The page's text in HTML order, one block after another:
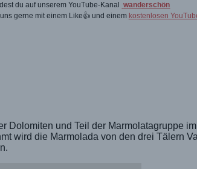
du auf unserem YouTube-Kanal
wanderschön
gerne mit einem Like👍 und einem kostenlosen
Dolomiten und Teil der Marmolatagruppe
wird die Marmolada von den drei Tälern